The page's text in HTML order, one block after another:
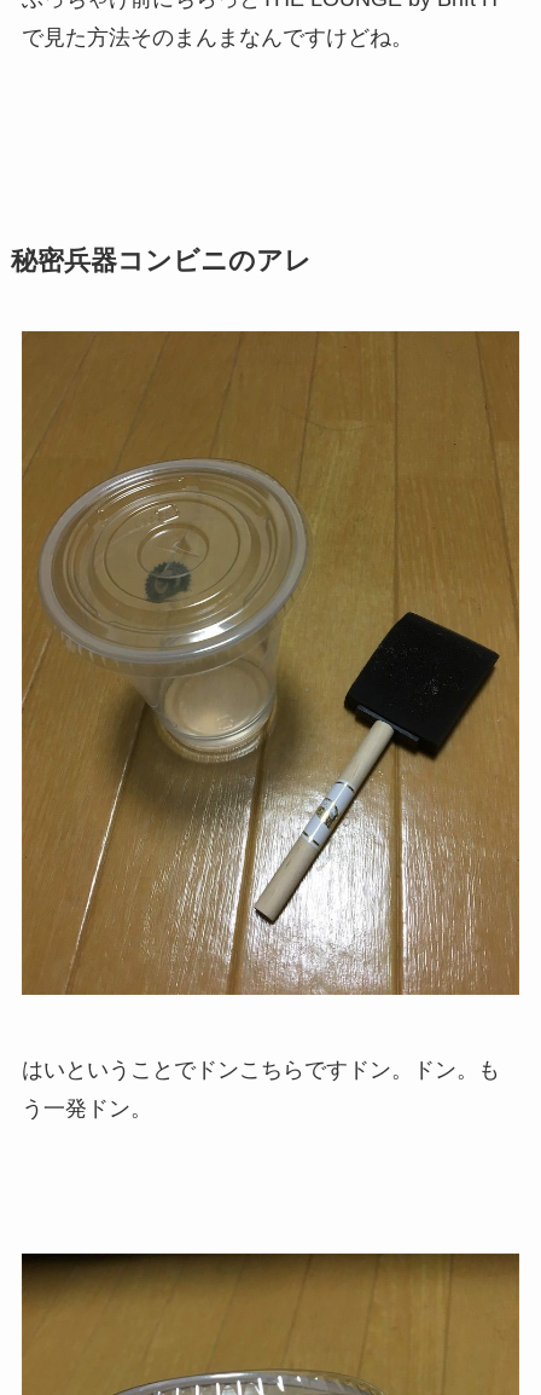
で見た方法そのまんまなんですけどね。
秘密兵器コンビニのアレ
はいということでドンこちらですドン。ドン。も
う一発ドン。